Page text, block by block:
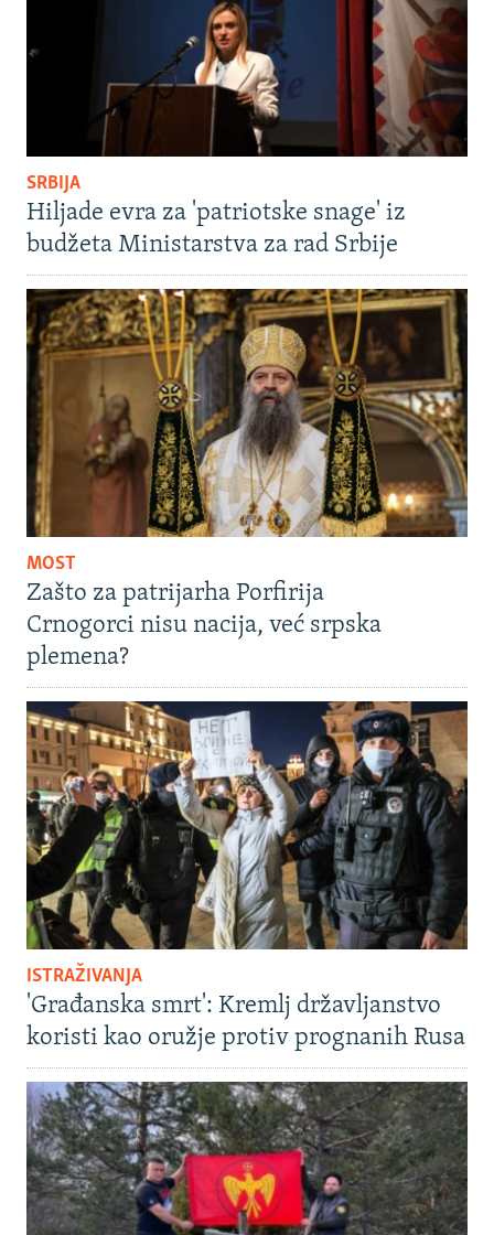
SRBIJA
Hiljade evra za 'patriotske snage' iz
budžeta Ministarstva za rad Srbije
MOST
Zašto za patrijarha Porfirija
Crnogorci nisu nacija, već srpska
plemena?
ISTRAŽIVANJA
'Građanska smrt': Kremlj državljanstvo
koristi kao oružje protiv prognanih Rusa